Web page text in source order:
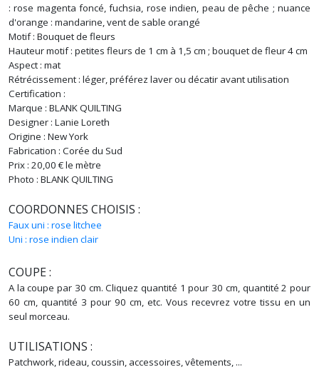
: rose magenta foncé, fuchsia, rose indien, peau de pêche ; nuance
d'orange : mandarine, vent de sable orangé
Motif : Bouquet de fleurs
Hauteur motif : petites fleurs de 1 cm à 1,5 cm ; bouquet de fleur 4 cm
Aspect : mat
Rétrécissement : léger, préférez laver ou décatir avant utilisation
Certification :
Marque : BLANK QUILTING
Designer : Lanie Loreth
Origine : New York
Fabrication : Corée du Sud
Prix : 20,00 € le mètre
Photo : BLANK QUILTING
COORDONNES CHOISIS :
Faux uni : rose litchee
Uni : rose indien clair
COUPE :
A la coupe par 30 cm. Cliquez quantité 1 pour 30 cm, quantité 2 pour
60 cm, quantité 3 pour 90 cm, etc. Vous recevrez votre tissu en un
seul morceau.
UTILISATIONS :
Patchwork, rideau, coussin, accessoires, vêtements, ...